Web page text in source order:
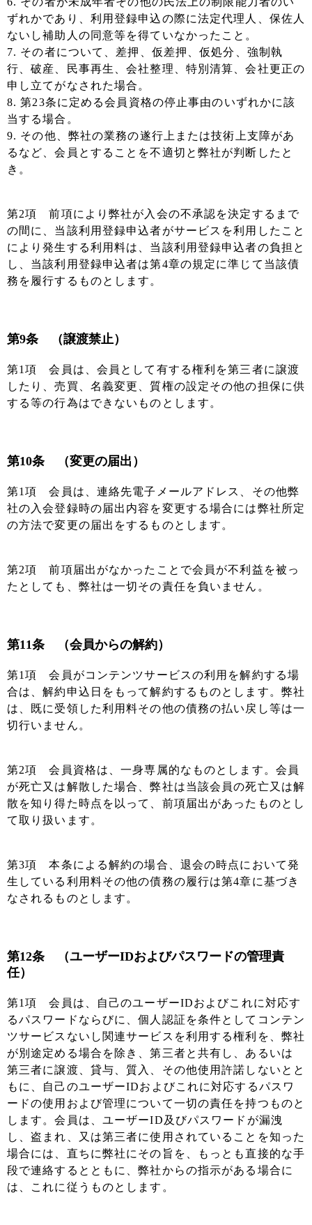
ずれかであり、利用登録申込の際に法定代理人、保佐人
ないし補助人の同意等を得ていなかったこと。
7. その者について、差押、仮差押、仮処分、強制執
行、破産、民事再生、会社整理、特別清算、会社更正の
申し立てがなされた場合。
8. 第23条に定める会員資格の停止事由のいずれかに該
当する場合。
9. その他、弊社の業務の遂行上または技術上支障があ
るなど、会員とすることを不適切と弊社が判断したと
き。
第2項 前項により弊社が入会の不承認を決定するまで
の間に、当該利用登録申込者がサービスを利用したこと
により発生する利用料は、当該利用登録申込者の負担と
し、当該利用登録申込者は第4章の規定に準じて当該債
務を履行するものとします。
第9条 （譲渡禁止）
第1項 会員は、会員として有する権利を第三者に譲渡
したり、売買、名義変更、質権の設定その他の担保に供
する等の行為はできないものとします。
第10条 （変更の届出）
第1項 会員は、連絡先電子メールアドレス、その他弊
社の入会登録時の届出内容を変更する場合には弊社所定
の方法で変更の届出をするものとします。
第2項 前項届出がなかったことで会員が不利益を被っ
たとしても、弊社は一切その責任を負いません。
第11条 （会員からの解約）
第1項 会員がコンテンツサービスの利用を解約する場
合は、解約申込日をもって解約するものとします。弊社
は、既に受領した利用料その他の債務の払い戻し等は一
切行いません。
第2項 会員資格は、一身専属的なものとします。会員
が死亡又は解散した場合、弊社は当該会員の死亡又は解
散を知り得た時点を以って、前項届出があったものとし
て取り扱います。
第3項 本条による解約の場合、退会の時点において発
生している利用料その他の債務の履行は第4章に基づき
なされるものとします。
第12条 （ユーザーIDおよびパスワードの管理責
任）
第1項 会員は、自己のユーザーIDおよびこれに対応す
るパスワードならびに、個人認証を条件としてコンテン
ツサービスないし関連サービスを利用する権利を、弊社
が別途定める場合を除き、第三者と共有し、あるいは
第三者に譲渡、貸与、質入、その他使用許諾しないとと
もに、自己のユーザーIDおよびこれに対応するパスワ
ードの使用および管理について一切の責任を持つものと
します。会員は、ユーザーID及びパスワードが漏洩
し、盗まれ、又は第三者に使用されていることを知った
場合には、直ちに弊社にその旨を、もっとも直接的な手
段で連絡するとともに、弊社からの指示がある場合に
は、これに従うものとします。